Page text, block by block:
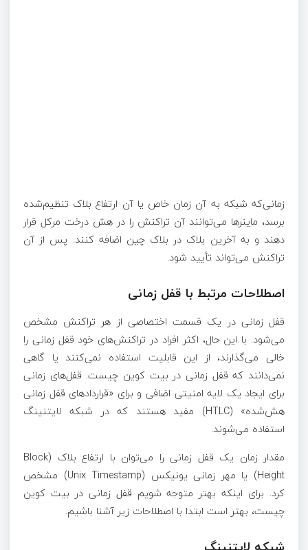
زمانی‌که شبکه به آن زمان خاص یا آن ارتفاع بلاک تنظیم‌شده
برسد، ماینرها می‌توانند آن تراکنش را در هش درخت مرکل قرار
دهند و به آخرین بلاک در بلاک چین اضافه کنند. پس از آن
تراکنش می‌تواند تأیید شود.
اصطلاحات مرتبط با قفل زمانی
قفل زمانی در یک قسمت اختصاصی از هر تراکنش مشخص
می‌شود. با این حال، اکثر افراد در تراکنش‌های خود قفل زمانی را
خالی می‌گذارند، از این قابلیت استفاده نمی‌کنند یا گاهی
نمی‌دانند که قفل زمانی در بیت کوین چیست. قفل‌های زمانی
برای ایجاد یک لایه امنیتی اضافی و برای «قراردادهای قفل زمانی
هش‌شده» (HTLC) مفید هستند که در شبکه لایتنینگ
استفاده می‌شوند.
مقدار زمان یک قفل زمانی را می‌توان با ارتفاع بلاک (Block
Height) یا مهر زمانی یونیکس (Unix Timestamp) مشخص
کرد. برای اینکه بهتر متوجه شویم قفل زمانی در بیت کوین
چیست، بهتر است ابتدا با اصطلاحات زیر آشنا باشیم.